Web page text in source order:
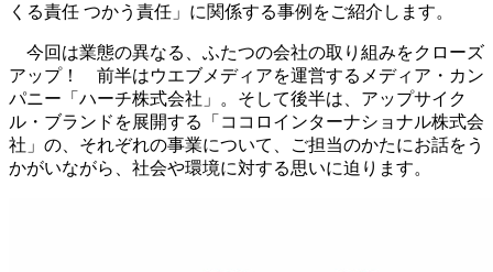
くる責任 つかう責任」に関係する事例をご紹介します。
今回は業態の異なる、ふたつの会社の取り組みをクローズ
アップ！ 前半はウエブメディアを運営するメディア・カン
パニー「ハーチ株式会社」。そして後半は、アップサイク
ル・ブランドを展開する「ココロインターナショナル株式会
社」の、それぞれの事業について、ご担当のかたにお話をう
かがいながら、社会や環境に対する思いに迫ります。